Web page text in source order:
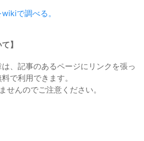
で調べる。
】
、記事のあるページにリンクを張っ
で利用できます。
せんのでご注意ください。